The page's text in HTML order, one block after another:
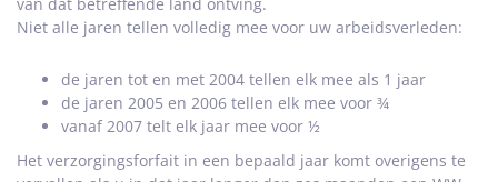
Niet alle jaren tellen volledig mee voor uw arbeidsverleden:
de jaren tot en met 2004 tellen elk mee als 1 jaar
de jaren 2005 en 2006 tellen elk mee voor ¾
vanaf 2007 telt elk jaar mee voor ½
Het verzorgingsforfait in een bepaald jaar komt overigens te